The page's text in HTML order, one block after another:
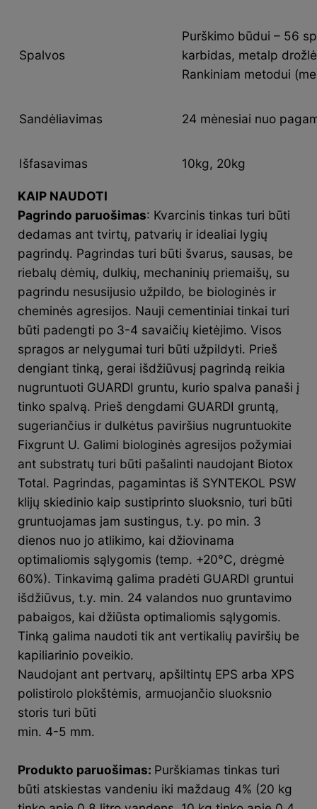
Spalvos
Purškimo būdui – 56
karbidas, metalp
Rankiniam metodui
Sandėliavimas 24 mėnesiai nuo
Išfasavimas 10kg, 20kg
KAIP NAUDOTI
Pagrindo paruošimas: Kvarcinis tinkas turi būti
dedamas ant tvirtų, patvarių ir idealiai lygių
pagrindų. Pagrindas turi būti švarus, sausas, be
riebalų dėmių, dulkių, mechaninių priemaišų, su
pagrindu nesusijusio užpildo, be biologinės ir
cheminės agresijos. Nauji cementiniai tinkai turi
būti padengti po 3-4 savaičių kietėjimo. Visos
spragos ar nelygumai turi būti užpildyti. Prieš
dengiant tinką, gerai išdžiūvusį pagrindą reikia
nugruntuoti GUARDI gruntu, kurio spalva panaši į
tinko spalvą. Prieš dengdami GUARDI gruntą,
sugeriančius ir dulkėtus paviršius nugruntuokite
Fixgrunt U. Galimi biologinės agresijos požymiai
ant substratų turi būti pašalinti naudojant Biotox
Total. Pagrindas, pagamintas iš SYNTEKOL PSW
klijų skiedinio kaip sustiprinto sluoksnio, turi būti
gruntuojamas jam sustingus, t.y. po min. 3
dienos nuo jo atlikimo, kai džiovinama
optimaliomis sąlygomis (temp. +20°C, drėgmė
60%). Tinkavimą galima pradėti GUARDI gruntui
išdžiūvus, t.y. min. 24 valandos nuo gruntavimo
pabaigos, kai džiūsta optimaliomis sąlygomis.
Tinką galima naudoti tik ant vertikalių paviršių be
kapiliarinio poveikio.
Naudojant ant pertvarų, apšiltintų EPS arba XPS
polistirolo plokštėmis, armuojančio sluoksnio
storis turi būti
min. 4-5 mm.
Produkto paruošimas: Purškiamas tinkas turi
būti atskiestas vandeniu iki maždaug 4% (20 kg